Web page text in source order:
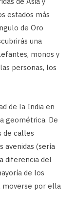
estados más
de Oro
una
monos y
personas, los
de la India en
geométrica. De
de calles
avenidas (sería
diferencia del
de los
moverse por ella